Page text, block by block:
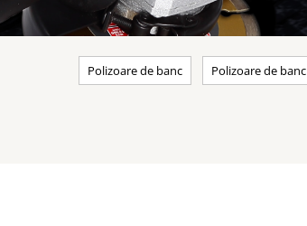
Polizoare de banc Polizoare de banc